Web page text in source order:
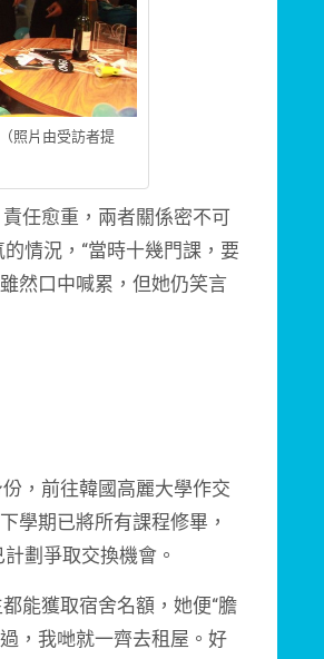
照片由受訪者提
任愈重，兩者關係密不可
情況，“當時十幾門課，要
然口中喊累，但她仍笑言
，前往韓國高麗大學作交
學期已將所有課程修畢，
劃爭取交換機會。
能獲取宿舍名額，她便“膽
，我哋就一齊去租屋。好